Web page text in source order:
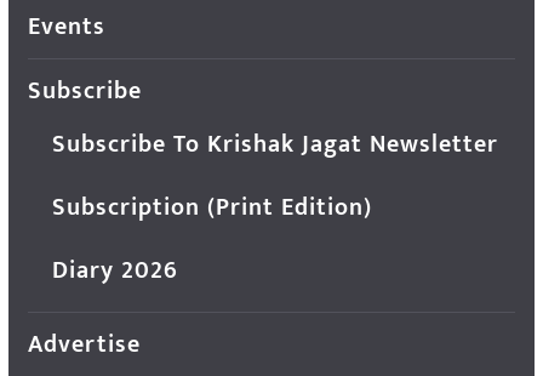
Events
Subscribe
Subscribe To Krishak Jagat Newsletter
Subscription (Print Edition)
Diary 2026
Advertise